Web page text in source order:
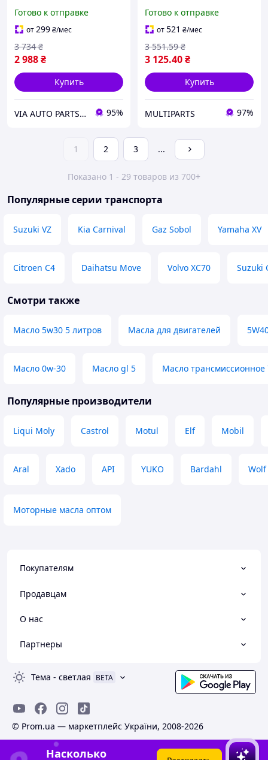
9.55535-S1/Honda) (ACEA
C2)
Готово к отправке
от299₴/мес
2 988₴
3 734 ₴
Купить
VIA AUTO PARTS MARKET 95%
Land Rover STJLR.03.5007)
(ACEA C2)
Готово к отправке
от521 ₴/мес
3 125.40₴
3 551.59 ₴
Купить
MULTIPARTS 97%
1 2 3 ...
Показано 1 - 29 товаров из 700+
Популярные серии транспорта
Suzuki VZ Kia Carnival Gaz Sobol Yamaha XV
Citroen C4 Daihatsu Move Volvo XC70 Suzuki
Смотри также
Масло 5w30 5 литров Масла для двигателей
Масло 0w-30 Масло gl 5 Масло трансмиссионное
Популярные производители
Liqui Moly Castrol Motul Elf Mobil
Aral Xado API YUKO Bardahl Wolf
Моторные масла оптом
Покупателям
Продавцам
О нас
Партнеры
Тема - светлая BETA
© Prom.ua — маркетплейс України, 2008-2026
Насколько